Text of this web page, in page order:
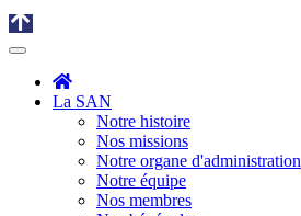
La SAN
Notre histoire
Nos missions
Notre organe d'administration
Notre équipe
Nos membres